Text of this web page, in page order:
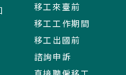
移工來臺前
移工工作期間
移工出國前
諮詢申訴